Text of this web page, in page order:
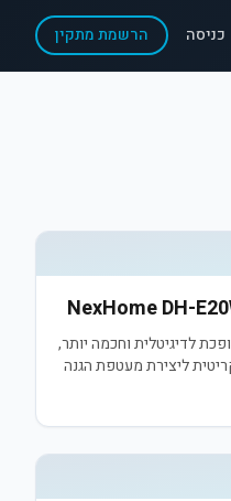
כניסה הרשמת מתקין
לדיגיטלית וחכמה יותר,
ליצירת מעטפת הגנה